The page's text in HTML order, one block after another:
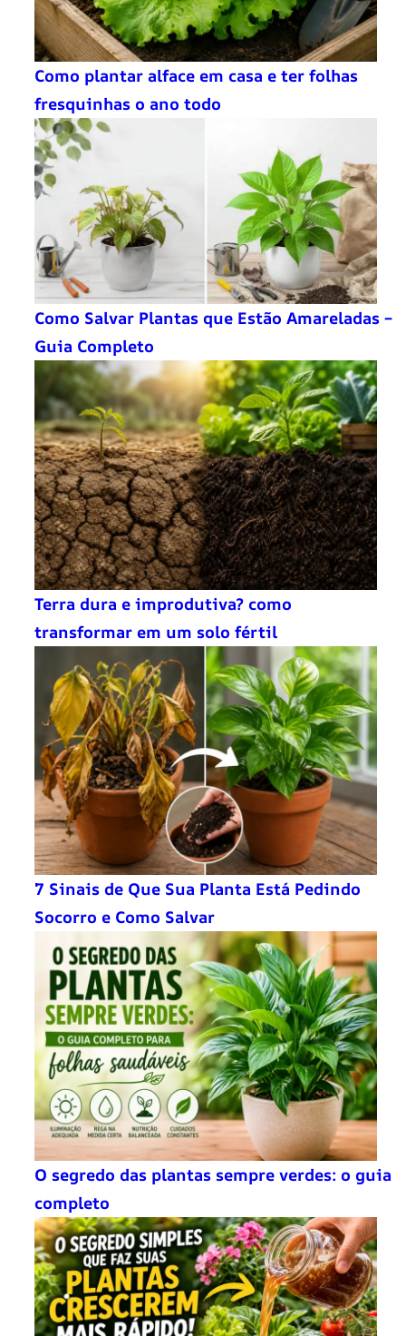
Como plantar alface em casa e ter folhas
fresquinhas o ano todo
Como Salvar Plantas que Estão Amareladas –
Guia Completo
Terra dura e improdutiva? como
transformar em um solo fértil
7 Sinais de Que Sua Planta Está Pedindo
Socorro e Como Salvar
O segredo das plantas sempre verdes: o guia
completo